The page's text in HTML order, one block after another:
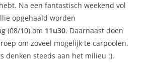
Na een fantastisch weekend vol
opgehaald worden
(08/10) om 11u30. Daarnaast doen
om zoveel mogelijk te carpoolen,
denken steeds aan het milieu :).